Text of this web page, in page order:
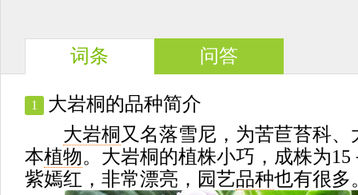
词条 问答
1
大岩桐的品种简介
大岩桐 又名落雪尼，为苦苣苔科
本植物。大岩桐的植株小巧，成株为15
紫嫣红，非常漂亮，园艺品种也有很多